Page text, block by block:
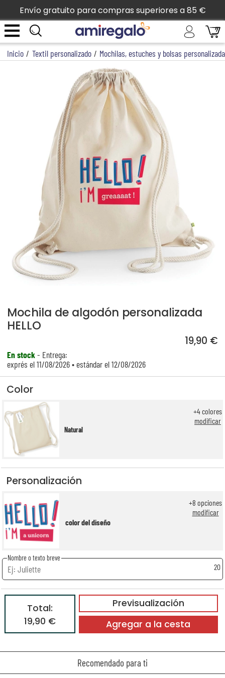
Envío gratuito para compras superiores a 85 €
Inicio / Textil personalizado / Mochilas, estuches y bolsas
Mochila de algodón personalizada
HELLO
19,90 €
En stock- Entrega:
exprés el 11/08/2026 • estándar el 12/08/2026
Color
Natural
+4colores
modificar
Personalización
color del diseño
+8 opciones
modificar
Nombre o texto breve
20
Previsualización
Total:
19,90 €
Agregar a la cesta
Recomendado para ti